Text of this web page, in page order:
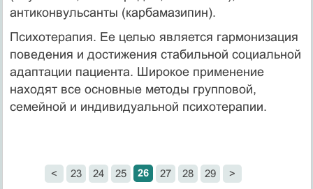
антиконвульсанты (карбамазипин).
Психотерапия. Ее целью является гармонизация
поведения и достижения стабильной социальной
адаптации пациента. Широкое применение
находят все основные методы групповой,
семейной и индивидуальной психотерапии.
< 23 24 25 26 27 28 29 >